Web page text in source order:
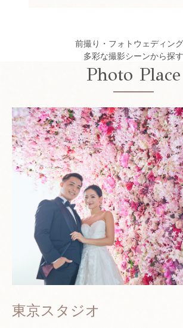
前撮り・フォトウェディン
多彩な撮影シーンから探す
Photo Place
東京スタジオ